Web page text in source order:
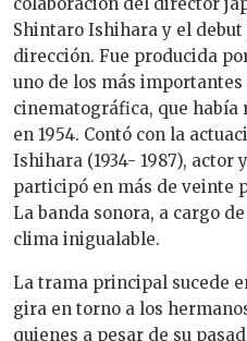
Shintaro Ishihara y el debut
dirección. Fue producida
uno de los más
cinematográfica, que había
en 1954. Contó con la
Ishihara (1934- 1987), actor
participó en más de veinte
La banda sonora, a cargo
clima inigualable.
La trama principal sucede
gira en torno a los
quienes a pesar de su